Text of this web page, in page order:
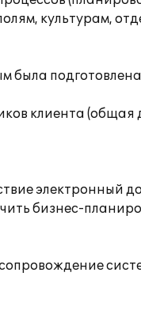
культурам,
была
клиента (общая
электронный
бизнес-